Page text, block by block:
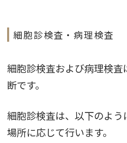
細胞診検査・病理検査
細胞診検査および病理検
断です。
細胞診検査は、以下のよう
場所に応じて行います。